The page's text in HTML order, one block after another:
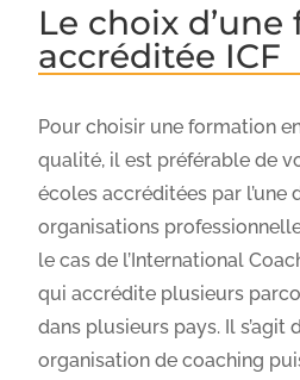
Le choix
accréditée ICF
Pour choisir une formation
qualité, il est préférable de
écoles accréditées par l’une
organisations
le cas de l’International
qui accrédite plusieurs
dans plusieurs pays. Il
organisation de coaching